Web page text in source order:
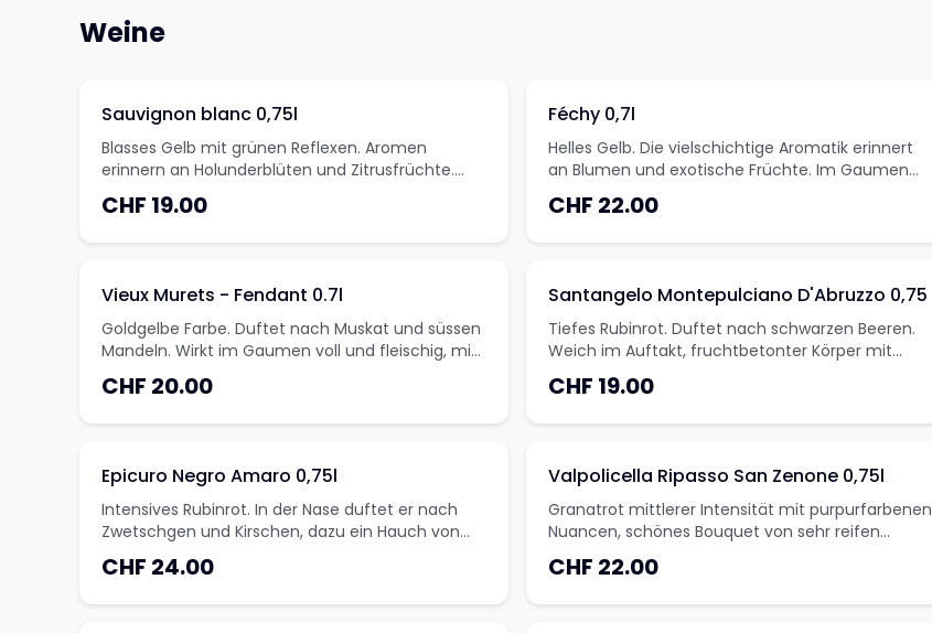
Weine
Sauvignon blanc 0,75l
Blasses Gelb mit grünen Reflexen. Aromen
erinnern an Holunderblüten und Zitrusfrüchte.
Mittlerer Körper, frisch-fruchtig und anhaltend
aromatisch.
CHF 19.00
Féchy 0,7l
Helles Gelb. Die vielschichtige Aromatik erinnert
an Blumen und exotische Früchte. Im Gaumen
delikat und saftig, mineralisch im Abgang.
CHF 22.00
Vieux Murets - Fendant 0.7l
Goldgelbe Farbe. Duftet nach Muskat und süssen
Mandeln. Wirkt im Gaumen voll und fleischig, mit
einer frischen und präsenten Säure. Anhaltende
Aromatik im Finale.
CHF 20.00
Santangelo Montepulciano D'Abruzzo 0,75
Tiefes Rubinrot. Duftet nach schwarzen Beeren.
Weich im Auftakt, fruchtbetonter Körper mit
einer saftigen Struktur.
CHF 19.00
Epicuro Negro Amaro 0,75l
Intensives Rubinrot. In der Nase duftet er nach
Zwetschgen und Kirschen, dazu ein Hauch von
Vanille. Im Gaumen fruchtig und lang anhaltend.
CHF 24.00
Valpolicella Ripasso San Zenone 0,75l
Granatrot mittlerer Intensität mit purpurfarbenen
Nuancen, schönes Bouquet von sehr reifen
Früchten wie Kirschen und schwarzen
Johannisbeeren mit einem Hauch an süssen
CHF 22.00